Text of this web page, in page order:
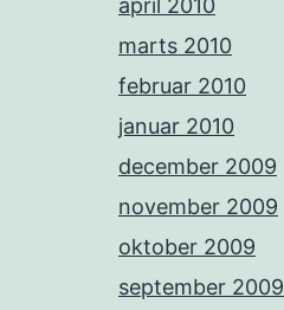
april 2010
marts 2010
februar 2010
januar 2010
december 2009
november 2009
oktober 2009
september 2009